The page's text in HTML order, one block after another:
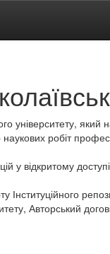
університету, який
робіт
у відкритому
Інституційного
Авторський